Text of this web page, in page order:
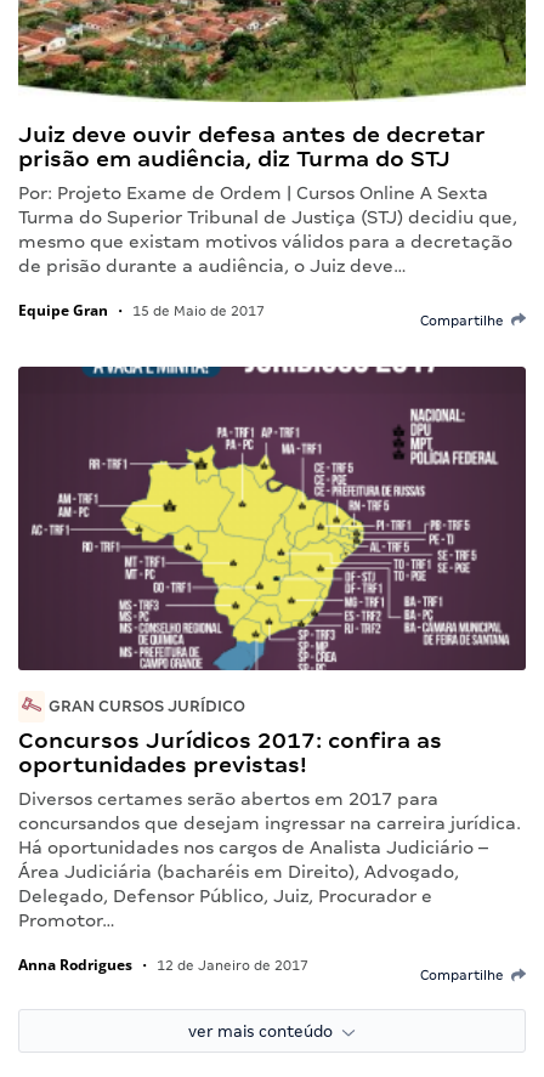
Juiz deve ouvir defesa antes de decretar
prisão em audiência, diz Turma do STJ
Por: Projeto Exame de Ordem | Cursos Online A Sexta
Turma do Superior Tribunal de Justiça (STJ) decidiu que,
mesmo que existam motivos válidos para a decretação
de prisão durante a audiência, o Juiz deve…
Equipe Gran • 15 de Maio de 2017
Compartilhe
GRAN CURSOS JURÍDICO
Concursos Jurídicos 2017: confira as
oportunidades previstas!
Diversos certames serão abertos em 2017 para
concursandos que desejam ingressar na carreira jurídica.
Há oportunidades nos cargos de Analista Judiciário –
Área Judiciária (bacharéis em Direito), Advogado,
Delegado, Defensor Público, Juiz, Procurador e
Promotor…
Anna Rodrigues • 12 de Janeiro de 2017
Compartilhe
ver mais conteúdo